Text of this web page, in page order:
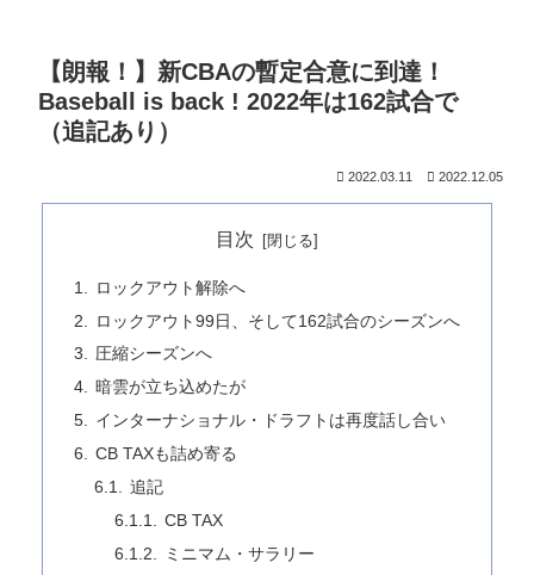
【朗報！】新CBAの暫定合意に到達！
Baseball is back ! 2022年は162試合で
（追記あり）
2022.03.11 2022.12.05
目次
ロックアウト解除へ
ロックアウト99日、そして162試合のシーズンへ
圧縮シーズンへ
暗雲が立ち込めたが
インターナショナル・ドラフトは再度話し合い
CB TAXも詰め寄る
追記
CB TAX
ミニマム・サラリー